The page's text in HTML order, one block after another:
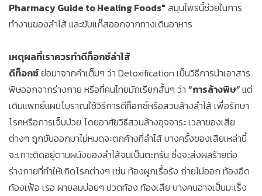
Pharmacy Guide to Healing Foods" สมุนไพรนี้ช่วยในการ
ทำงานของลำไส้ และขับแก๊สออกจากทางเดินอาหาร
เหตุผลที่เราควรทำดีท็อกซ์ลำไส้
ดีท็อกซ์ย่อมาจากคำเต็มๆ ว่า Detoxification เป็นวิธีการนำเอาสาร
พิษออกจากร่างกาย หรือที่คนไทยมักเรียกสั้นๆ ว่า “การล้างพิษ”แต่
เดิมแพทย์แผนโบราณใช้วิธีการดีท็อกซ์หรือสวนล้างลำไส้ เพื่อรักษา
โรคหรือการเจ็บป่วย โดยอาศัยวิธีสวนล้างอุจจาระ เวลาของเสีย
ต่างๆ ถูกขับออกมาไม่หมดจะตกค้างที่ลำไส้ บางครั้งของเสียเหล่านี้
จะเกาะติดอยู่ตามผนังของลำไส้จนเป็นตะกรัน ซึ่งจะส่งผลร้ายต่อ
ร่างกายที่ทำให้เกิดโรคต่างๆ เช่น ท้องผูกเรื้อรัง ถ่ายไม่ออก ท้องอืด
ท้องเฟ้อ เรอ ผายลมบ่อยๆ ปวดท้อง ท้องเสีย บางคนอาจเป็นมะเร็ง